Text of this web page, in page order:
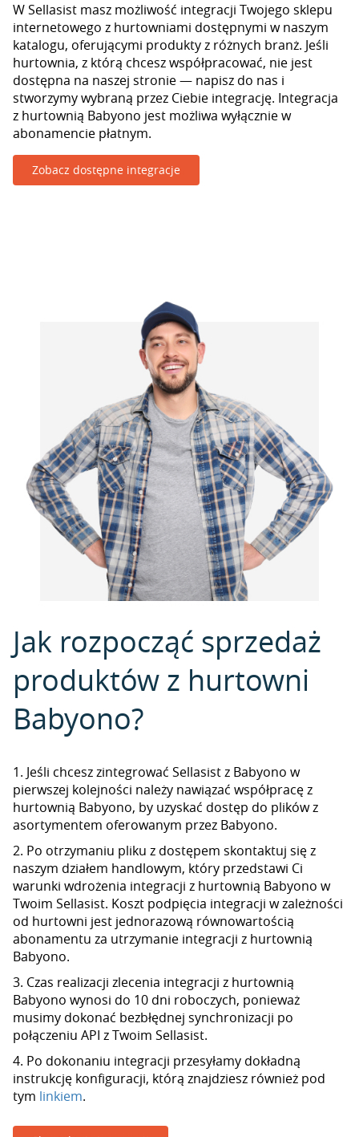
W Sellasist masz możliwość integracji Twojego sklepu
internetowego z hurtowniami dostępnymi w naszym
katalogu, oferującymi produkty z różnych branż. Jeśli
hurtownia, z którą chcesz współpracować, nie jest
dostępna na naszej stronie — napisz do nas i
stworzymy wybraną przez Ciebie integrację. Integracja
z hurtownią Babyono jest możliwa wyłącznie w
abonamencie płatnym.
Zobacz dostępne integracje
Jak rozpocząć sprzedaż
produktów z hurtowni
Babyono?
1. Jeśli chcesz zintegrować Sellasist z Babyono w
pierwszej kolejności należy nawiązać współpracę z
hurtownią Babyono, by uzyskać dostęp do plików z
asortymentem oferowanym przez Babyono.
2. Po otrzymaniu pliku z dostępem skontaktuj się z
naszym działem handlowym, który przedstawi Ci
warunki wdrożenia integracji z hurtownią Babyono w
Twoim Sellasist. Koszt podpięcia integracji w zależności
od hurtowni jest jednorazową równowartością
abonamentu za utrzymanie integracji z hurtownią
Babyono.
3. Czas realizacji zlecenia integracji z hurtownią
Babyono wynosi do 10 dni roboczych, ponieważ
musimy dokonać bezbłędnej synchronizacji po
połączeniu API z Twoim Sellasist.
4. Po dokonaniu integracji przesyłamy dokładną
instrukcję konfiguracji, którą znajdziesz również pod
tym linkiem.